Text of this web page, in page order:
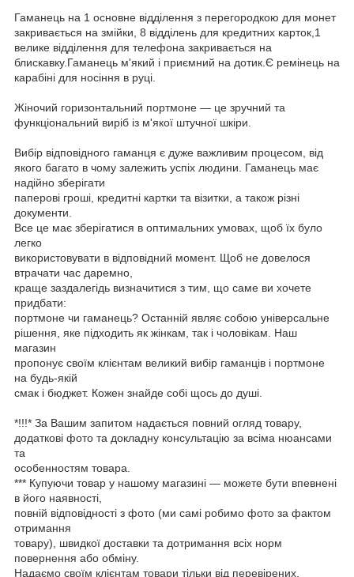
Гаманець на 1 основне відділення з перегородкою для монет
закривається на змійки, 8 відділень для кредитних карток,1
велике відділення для телефона закривається на
блискавку.Гаманець м'який і приємний на дотик.Є ремінець на
карабіні для носіння в руці.
Жіночий горизонтальний портмоне — це зручний та
функціональний виріб із м'якої штучної шкіри.
Вибір відповідного гаманця є дуже важливим процесом, від
якого багато в чому залежить успіх людини. Гаманець має
надійно зберігати
паперові гроші, кредитні картки та візитки, а також різні
документи.
Все це має зберігатися в оптимальних умовах, щоб їх було
легко
використовувати в відповідний момент. Щоб не довелося
втрачати час даремно,
краще заздалегідь визначитися з тим, що саме ви хочете
придбати:
портмоне чи гаманець? Останній являє собою універсальне
рішення, яке підходить як жінкам, так і чоловікам. Наш
магазин
пропонує своїм клієнтам великий вибір гаманців і портмоне
на будь-якій
смак і бюджет. Кожен знайде собі щось до душі.
*!!!* За Вашим запитом надається повний огляд товару,
додаткові фото та докладну консультацію за всіма нюансами
та
особенностям товара.
*** Купуючи товар у нашому магазині — можете бути впевнені
в його наявності,
повній відповідності з фото (ми самі робимо фото за фактом
отримання
товару), швидкої доставки та дотримання всіх норм
повернення або обміну.
Надаємо своїм клієнтам товари тільки від перевірених,